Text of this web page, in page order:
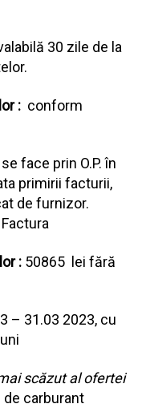
30 zile de la
: conform
face prin O.P. în
primirii facturii,
de furnizor.
: 50865 lei fără
– 31.03 2023, cu
scăzut al ofertei
carburant